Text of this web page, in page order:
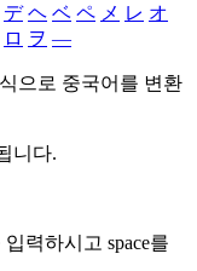
デ ヘ ベ ペ メ レ オ
ロ ヲ ―
으로 중국어를 변환
니다.
입력하시고 space를